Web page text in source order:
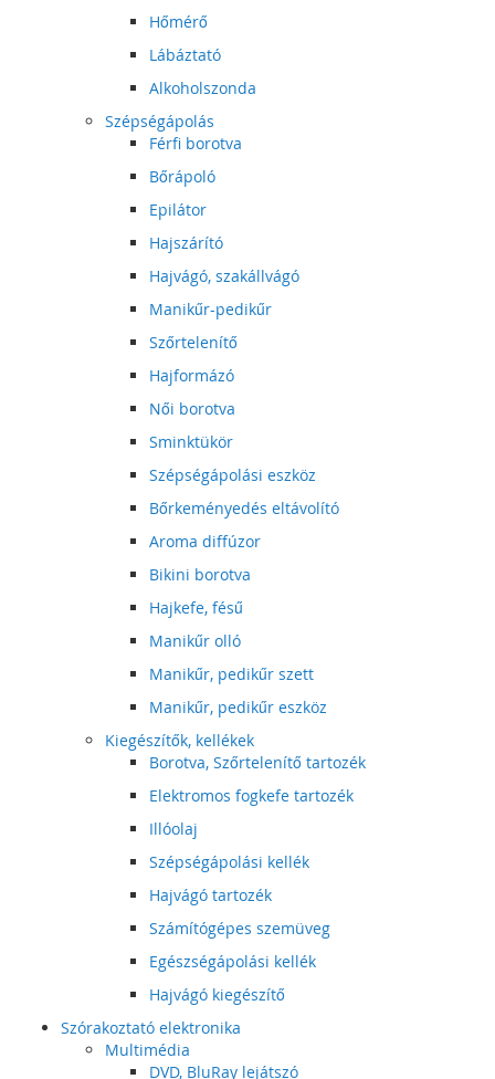
Hőmérő
Lábáztató
Alkoholszonda
Szépségápolás
Férfi borotva
Bőrápoló
Epilátor
Hajszárító
Hajvágó, szakállvágó
Manikűr-pedikűr
Szőrtelenítő
Hajformázó
Női borotva
Sminktükör
Szépségápolási eszköz
Bőrkeményedés eltávolító
Aroma diffúzor
Bikini borotva
Hajkefe, fésű
Manikűr olló
Manikűr, pedikűr szett
Manikűr, pedikűr eszköz
Kiegészítők, kellékek
Borotva, Szőrtelenítő tartozék
Elektromos fogkefe tartozék
Illóolaj
Szépségápolási kellék
Hajvágó tartozék
Számítógépes szemüveg
Egészségápolási kellék
Hajvágó kiegészítő
Szórakoztató elektronika
Multimédia
DVD, BluRay lejátszó